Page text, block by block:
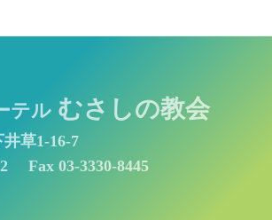
テル むさしの教会
草1-16-7
Fax 03-3330-8445